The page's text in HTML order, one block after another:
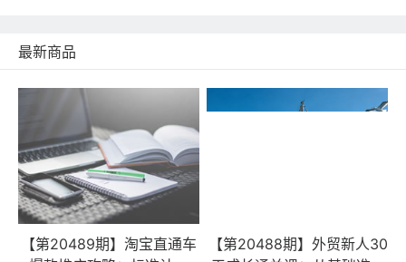
最新商品
【第20489期】淘宝直通车
【第20488期】外贸新人30